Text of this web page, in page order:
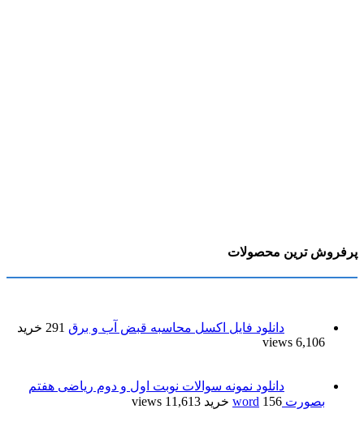
پرفروش ترین محصولات
دانلود فایل اکسل محاسبه قبض آب و برق 291 خرید
6,106 views
دانلود نمونه سوالات نوبت اول و دوم ریاضی هفتم
بصورت word 156 خرید 11,613 views